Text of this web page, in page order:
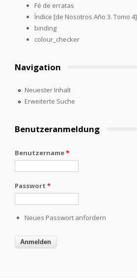
Fé de erratas
Índice [de Nosotros Año 3. Tomo 4]
binding
colour_checker
Navigation
Neuester Inhalt
Erweiterte Suche
Benutzeranmeldung
Benutzername*
Passwort *
Neues Passwort anfordern